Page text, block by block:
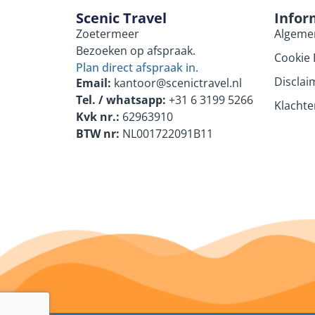
Scenic Travel
Zoetermeer
Bezoeken op afspraak.
Plan direct afspraak in.
Email: kantoor@scenictravel.nl
Tel. / whatsapp: +31 6 3199 5266
Kvk nr.: 62963910
BTW nr: NL001722091B11
Cookie